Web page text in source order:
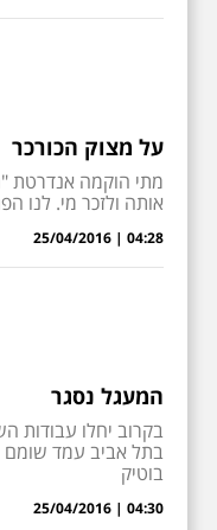
על מצוק הכורכר
מתי הוקמה אנדרטת
אותה ולזכר מי. לנו
04:28 | 25/04/2016
המעגל נסגר
בקרוב יחלו עבודות
בתל אביב עמד שומם
בוטיק
04:30 | 25/04/2016